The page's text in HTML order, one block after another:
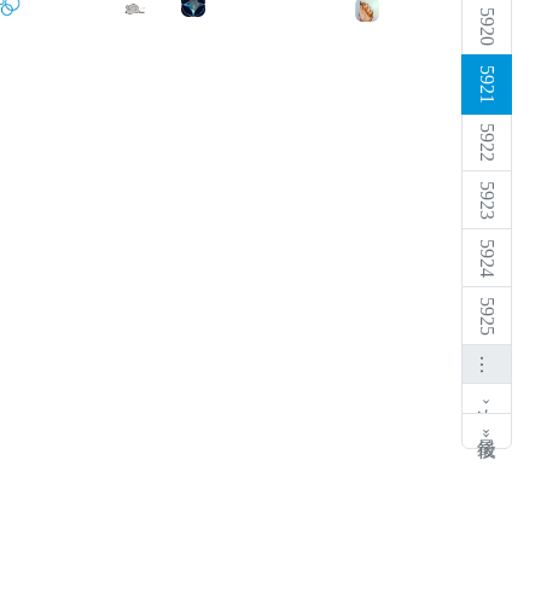
5920
5921
5922
5923
5924
5925
…
次 ›
最後 »